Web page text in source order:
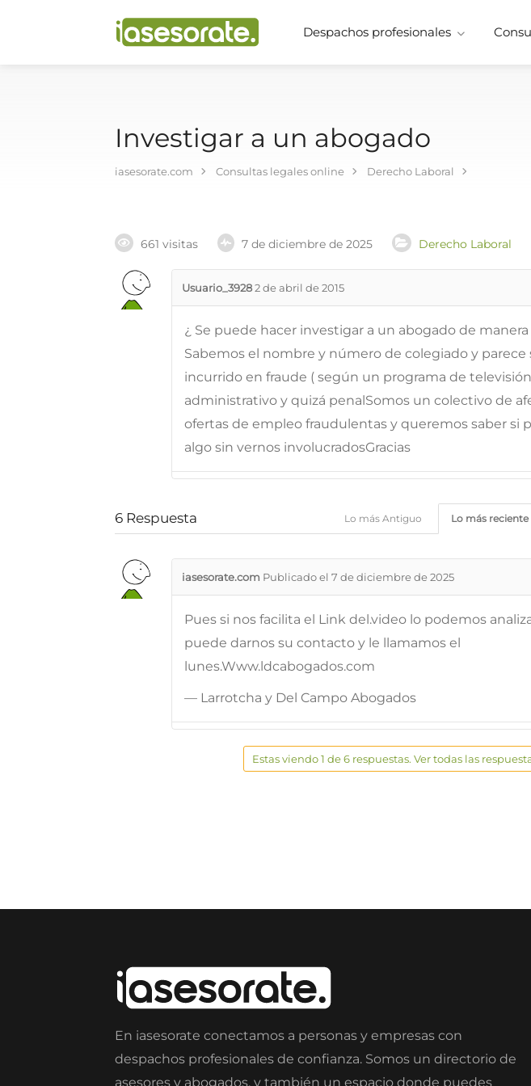
Despachos profesionales
Investigar a un abogado
iasesorate.com Consultas legales online Derecho Laboral
661 visitas 7 de diciembre de 2025 Derecho Laboral
Usuario_39282 de abril de 2015
¿ Se puede hacer investigar a un abogado de
Sabemos el nombre y número de colegiado y parece
incurrido en fraude ( según un programa de
administrativo y quizá penalSomos un colectivo de
ofertas de empleo fraudulentas y queremos saber si
algo sin vernos involucradosGracias
6 Respuesta Lo más reciente
Lo más Antiguo
iasesorate.com Publicado el 7 de diciembre de 2025
Pues si nos facilita el Link del.video lo podemos
puede darnos su contacto y le llamamos el
lunes.Www.ldcabogados.com
— Larrotcha y Del Campo Abogados
Estas viendo 1 de 6 respuestas. Ver todas las
En iasesorate conectamos a personas y empresas con
despachos profesionales de confianza. Somos un directorio de
asesores y abogados, y también un espacio donde puedes